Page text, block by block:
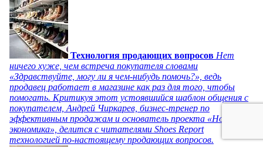
Технология продающих вопросов Нет
ничего хуже, чем встреча покупателя словами
«Здравствуйте, могу ли я чем-нибудь помочь?», ведь
продавец работает в магазине как раз для того, чтобы
помогать. Критикуя этот устоявшийся шаблон общения с
покупателем, Андрей Чиркарев, бизнес-тренер по
эффективным продажам и основатель проекта «Новая
экономика», делится с читателями Shoes Report
технологией по-настоящему продающих вопросов.